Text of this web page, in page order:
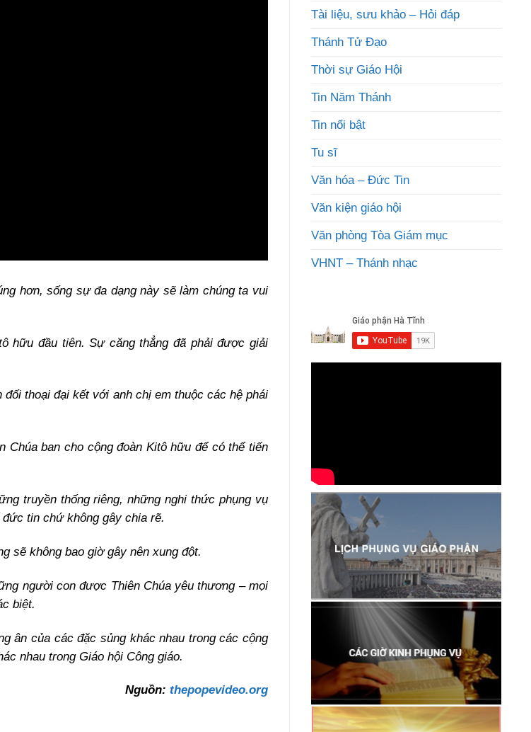
hơn, sống sự đa dạng này sẽ làm chúng ta vui
hữu đầu tiên. Sự căng thẳng đã phải được giải
thoại đại kết với anh chị em thuộc các hệ phái
ban cho cộng đoàn Kitô hữu để có thể tiến
truyền thống riêng, những nghi thức phụng vụ
tin chứ không gây chia rẽ.
sẽ không bao giờ gây nên xung đột.
người con được Thiên Chúa yêu thương – mọi
biệt.
ân của các đặc sủng khác nhau trong các cộng
nhau trong Giáo hội Công giáo.
Nguồn: thepopevideo.org
Tài liệu, sưu khảo – Hỏi đáp
Thánh Tử Đạo
Thời sự Giáo Hội
Tin Năm Thánh
Tin nổi bật
Tu sĩ
Văn hóa – Đức Tin
Văn kiện giáo hội
Văn phòng Tòa Giám mục
VHNT – Thánh nhạc